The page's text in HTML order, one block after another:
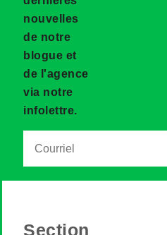
nouvelles
de notre
blogue et
de l'agence
via notre
infolettre.
Section